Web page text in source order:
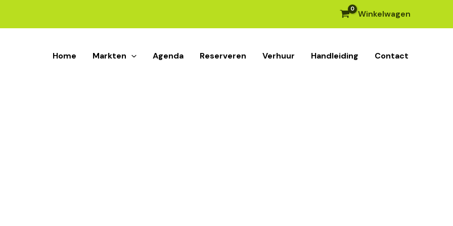
Winkelwagen
Home Markten Agenda Reserveren Verhuur Handleiding Contact